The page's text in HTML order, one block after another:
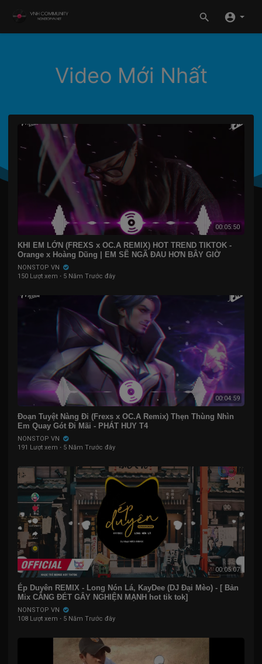
Video Mới Nhất
00:05:50
KHI EM LỚN (FREXS x OC.A REMIX) HOT TREND TIKTOK -
Orange x Hoàng Dũng | EM SẼ NGÃ ĐAU HƠN BÂY GIỜ
NONSTOP VN
150 Lượt xem · 5 Năm Trước đây
00:04:59
Đoạn Tuyệt Nàng Đi (Frexs x OC.A Remix) Thẹn Thùng Nhìn
Em Quay Gót Đi Mãi - PHÁT HUY T4
NONSTOP VN
191 Lượt xem · 5 Năm Trước đây
00:05:07
Ép Duyên REMIX - Long Nón Lá, KayDee (DJ Đại Mèo) - [ Bản
Mix CĂNG ĐÉT GÂY NGHIỆN MẠNH hot tik tok]
NONSTOP VN
108 Lượt xem · 5 Năm Trước đây